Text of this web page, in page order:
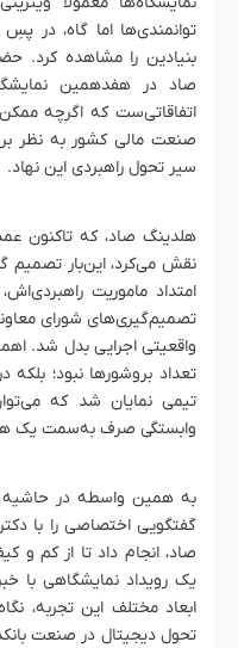
توانمندی‌ها اما گاه، در
بنیادین را مشاهده کرد.
صاد در هفدهمین
اتفاقاتی‌ست که اگرچه
صنعت مالی کشور به نظر
سیر تحول راهبردی این نهاد.
هلدینگ صاد، که تاکنون
نقش می‌کرد، این‌بار تصمیم
امتداد ماموریت
تصمیم‌گیری‌های شورای
واقعیتی اجرایی بدل شد.
تعداد بروشورها نبود؛
تیمی نمایان شد که
وابستگی صرف به‌سمت یک
به همین واسطه در حاشیه
گفتگویی اختصاصی را با
صاد، انجام داد تا از کم
یک رویداد نمایشگاهی با
ابعاد مختلف این تجربه،
تحول دیجیتال در صنعت